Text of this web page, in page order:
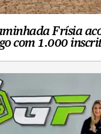
Frísia
com 1.000